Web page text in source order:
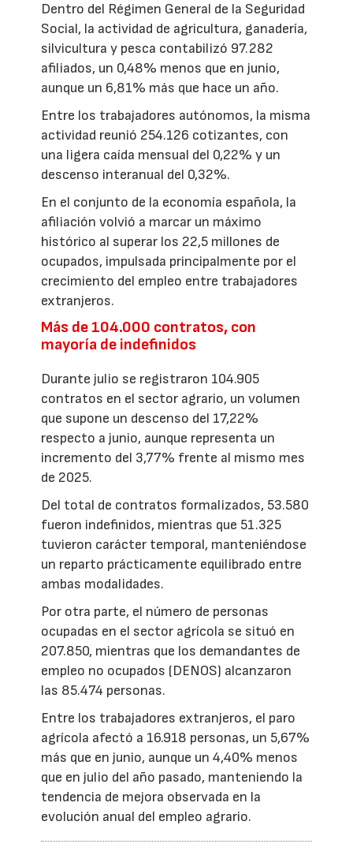
Dentro del Régimen General de la Seguridad
Social, la actividad de agricultura, ganadería,
silvicultura y pesca contabilizó 97.282
afiliados, un 0,48% menos que en junio,
aunque un 6,81% más que hace un año.
Entre los trabajadores autónomos, la misma
actividad reunió 254.126 cotizantes, con
una ligera caída mensual del 0,22% y un
descenso interanual del 0,32%.
En el conjunto de la economía española, la
afiliación volvió a marcar un máximo
histórico al superar los 22,5 millones de
ocupados, impulsada principalmente por el
crecimiento del empleo entre trabajadores
extranjeros.
Más de 104.000 contratos, con
mayoría de indefinidos
Durante julio se registraron 104.905
contratos en el sector agrario, un volumen
que supone un descenso del 17,22%
respecto a junio, aunque representa un
incremento del 3,77% frente al mismo mes
de 2025.
Del total de contratos formalizados, 53.580
fueron indefinidos, mientras que 51.325
tuvieron carácter temporal, manteniéndose
un reparto prácticamente equilibrado entre
ambas modalidades.
Por otra parte, el número de personas
ocupadas en el sector agrícola se situó en
207.850, mientras que los demandantes de
empleo no ocupados (DENOS) alcanzaron
las 85.474 personas.
Entre los trabajadores extranjeros, el paro
agrícola afectó a 16.918 personas, un 5,67%
más que en junio, aunque un 4,40% menos
que en julio del año pasado, manteniendo la
tendencia de mejora observada en la
evolución anual del empleo agrario.